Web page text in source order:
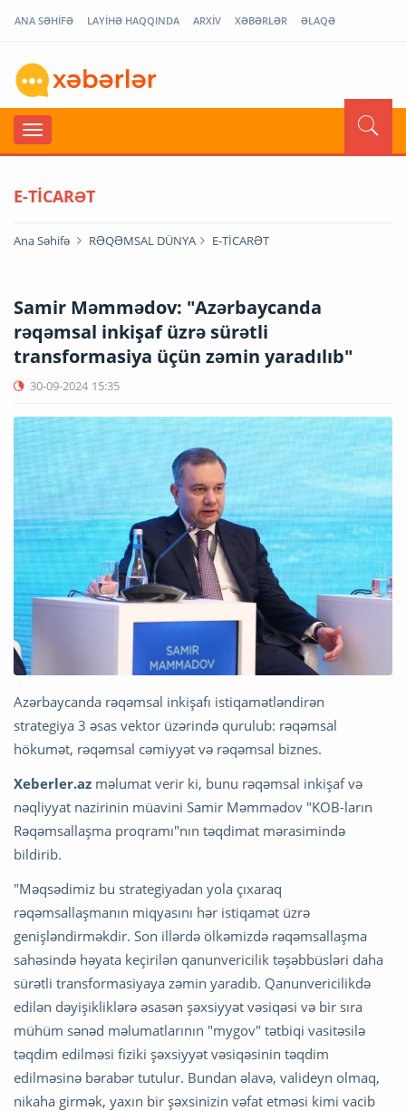
ANA SƏHİFƏ LAYİHƏ HAQQINDA ARXİV XƏBƏRLƏR ƏLAQƏ
E-TİCARƏT
Ana Səhifə RƏQƏMSAL DÜNYA E-TİCARƏT
Samir Məmmədov: "Azərbaycanda
rəqəmsal inkişaf üzrə sürətli
transformasiya üçün zəmin yaradılıb"
30-09-2024 15:35
Azərbaycanda rəqəmsal inkişafı istiqamətləndirən
strategiya 3 əsas vektor üzərində qurulub: rəqəmsal
hökumət, rəqəmsal cəmiyyət və rəqəmsal biznes.
Xeberler.az məlumat verir ki, bunu rəqəmsal inkişaf və
nəqliyyat nazirinin müavini Samir Məmmədov "KOB-ların
Rəqəmsallaşma proqramı"nın təqdimat mərasimində
bildirib.
"Məqsədimiz bu strategiyadan yola çıxaraq
rəqəmsallaşmanın miqyasını hər istiqamət üzrə
genişləndirməkdir. Son illərdə ölkəmizdə rəqəmsallaşma
sahəsində həyata keçirilən qanunvericilik təşəbbüsləri daha
sürətli transformasiyaya zəmin yaradıb. Qanunvericilikdə
edilən dəyişikliklərə əsasən şəxsiyyət vəsiqəsi və bir sıra
mühüm sənəd məlumatlarının "mygov" tətbiqi vasitəsilə
təqdim edilməsi fiziki şəxsiyyət vəsiqəsinin təqdim
edilməsinə bərabər tutulur. Bundan əlavə, valideyn olmaq,
nikaha girmək, yaxın bir şəxsinizin vəfat etməsi kimi vacib